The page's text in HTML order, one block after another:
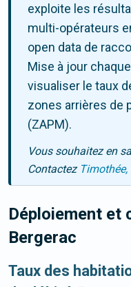
exploite les
multi-opérateurs
open data de
Mise à jour
visualiser le taux
zones arrières de
(ZAPM).
Vous souhaitez en
Contactez
Déploiement et
Bergerac
Taux des